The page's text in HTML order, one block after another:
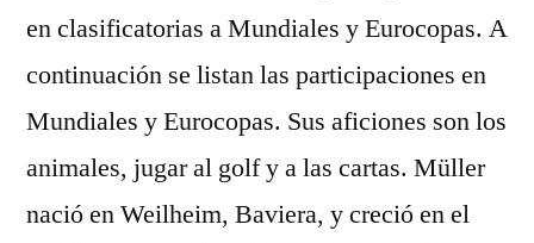
en clasificatorias a Mundiales y Eurocopas. A
continuación se listan las participaciones en
Mundiales y Eurocopas. Sus aficiones son los
animales, jugar al golf y a las cartas. Müller
nació en Weilheim, Baviera, y creció en el